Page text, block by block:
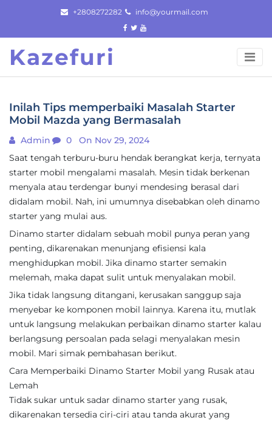
content
+2808272282 info@yourmail.com
Kazefuri
Inilah Tips memperbaiki Masalah Starter
Mobil Mazda yang Bermasalah
Admin 0
On Nov 29, 2024
Saat tengah terburu-buru hendak berangkat kerja, ternyata
starter mobil mengalami masalah. Mesin tidak berkenan
menyala atau terdengar bunyi mendesing berasal dari
didalam mobil. Nah, ini umumnya disebabkan oleh dinamo
starter yang mulai aus.
Dinamo starter didalam sebuah mobil punya peran yang
penting, dikarenakan menunjang efisiensi kala
menghidupkan mobil. Jika dinamo starter semakin
melemah, maka dapat sulit untuk menyalakan mobil.
Jika tidak langsung ditangani, kerusakan sanggup saja
menyebar ke komponen mobil lainnya. Karena itu, mutlak
untuk langsung melakukan perbaikan dinamo starter kalau
berlangsung persoalan pada selagi menyalakan mesin
mobil. Mari simak pembahasan berikut.
Cara Memperbaiki Dinamo Starter Mobil yang Rusak atau
Lemah
Tidak sukar untuk sadar dinamo starter yang rusak,
dikarenakan tersedia ciri-ciri atau tanda akurat yang